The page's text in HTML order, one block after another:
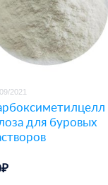
2021
для буровых